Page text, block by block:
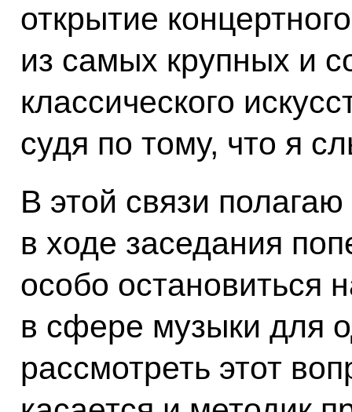
открытие
из самых крупных и
классического
судя по тому, что я
В этой связи
в ходе заседания
особо остановиться
в сфере музыки для
рассмотреть этот